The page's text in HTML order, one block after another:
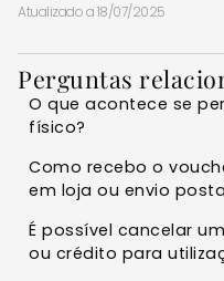
Atualizado a18/07/2025
Perguntas
O que acontece se
físico?
Como recebo o
em loja ou envio
É possível cancelar
ou crédito para